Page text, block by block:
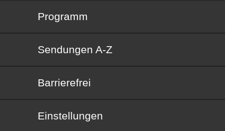
Programm
Sendungen von A bis Z
Sendungen A-Z
Barrierefrei
Barrierefrei
Einstellungen